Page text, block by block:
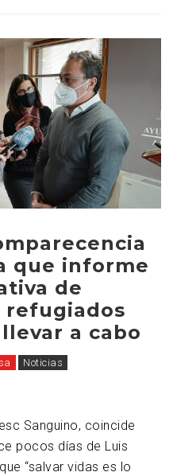
que informe
de
refugiados
a cabo
Noticias
Sanguino, coincide
pocos días de Luis
“salvar vidas es lo